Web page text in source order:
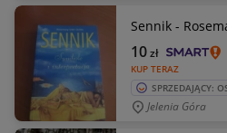
Sennik -
KUP TERAZ
10zł
SPRZEDAJĄCY:
Jelenia Góra